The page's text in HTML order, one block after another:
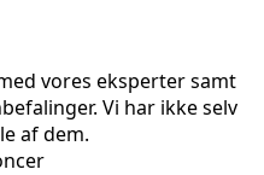
vores eksperter samt
Vi har ikke selv
af dem.